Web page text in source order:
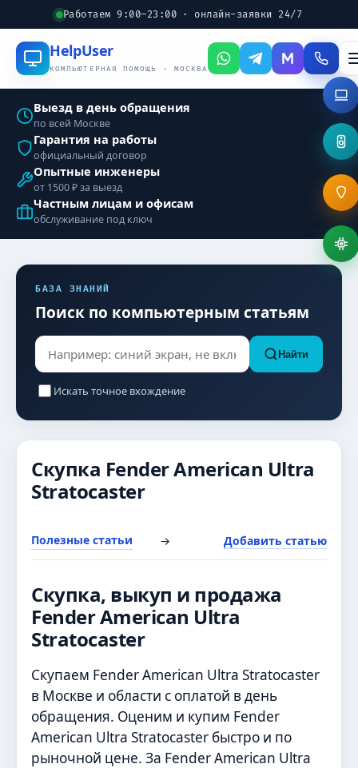
Работаем 9:00–23:00 · онлайн-заявки 24/7
HelpUser
КОМПЬЮТЕРНАЯ ПОМОЩЬ · МОСКВА
Выезд в день обращения
по всей Москве
Гарантия на работы
официальный договор
Опытные инженеры
от 1500 ₽ за выезд
Частным лицам и офисам
обслуживание под ключ
БАЗА ЗНАНИЙ
Поиск по компьютерным статьям
Найти
Искать точное вхождение
Скупка Fender American Ultra
Stratocaster
Полезные статьи → Добавить статью
Скупка, выкуп и продажа
Fender American Ultra
Stratocaster
Скупаем Fender American Ultra Stratocaster
в Москве и области с оплатой в день
обращения. Оценим и купим Fender
American Ultra Stratocaster быстро и по
рыночной цене. За Fender American Ultra